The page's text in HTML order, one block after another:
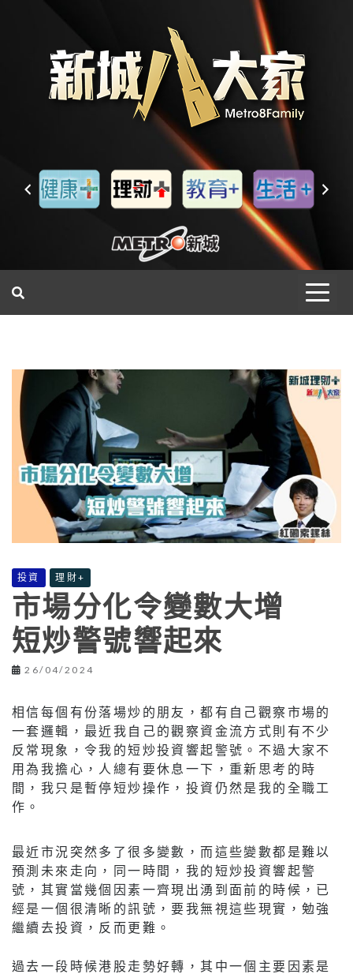
投資 理財+
市場分化令變數大增
短炒警號響起來
26/04/2024
相信每個有份落場炒的朋友，都有自己觀察市場的
一套邏輯，最近我自己的觀察資金流方式則有不少
反常現象，令我的短炒投資響起警號。不過大家不
用為我擔心，人總有要休息一下，重新思考的時
間，我只是暫停短炒操作，投資仍然是我的全職工
作。
最近市況突然多了很多變數，而這些變數都是難以
預測未來走向，同一時間，我的短炒投資響起警
號，其實當幾個因素一齊現出湧到面前的時候，已
經是一個很清晰的訊號，要我無視這些現實，勉強
繼續去投資，反而更難。
過去一段時候港股走勢好轉，其中一個主要因素是